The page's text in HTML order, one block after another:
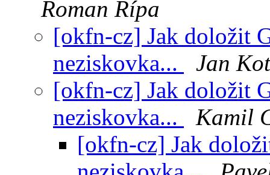
Roman Řípa
[okfn-cz] Jak doložit
neziskovka...
Jan
[okfn-cz] Jak doložit
neziskovka...
Kamil
[okfn-cz] Jak